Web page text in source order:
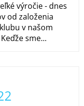
výročie - dnes
od založenia
v našom
sme...